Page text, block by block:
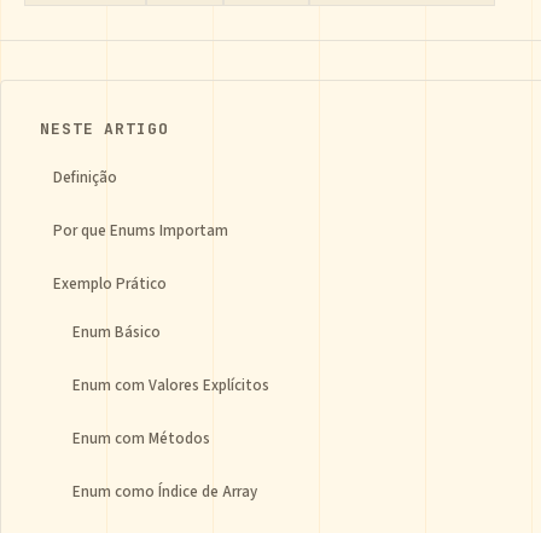
NESTE ARTIGO
Definição
Por que Enums Importam
Exemplo Prático
Enum Básico
Enum com Valores Explícitos
Enum com Métodos
Enum como Índice de Array